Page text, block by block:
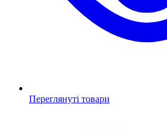
Переглянуті товари